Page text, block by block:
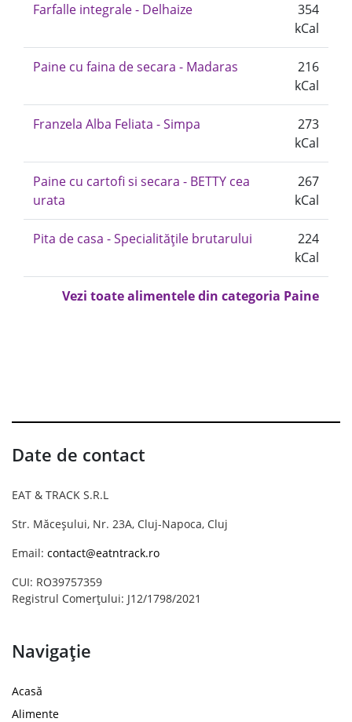
Farfalle integrale - Delhaize
354
kCal
Paine cu faina de secara - Madaras
216
kCal
Franzela Alba Feliata - Simpa
273
kCal
Paine cu cartofi si secara - BETTY cea
urata
267
kCal
Pita de casa - Specialitățile brutarului
224
kCal
Vezi toate alimentele din categoria Paine
Date de contact
EAT & TRACK S.R.L
Str. Măceșului, Nr. 23A, Cluj-Napoca, Cluj
Email: contact@eatntrack.ro
CUI: RO39757359
Registrul Comerțului: J12/1798/2021
Navigație
Acasă
Alimente